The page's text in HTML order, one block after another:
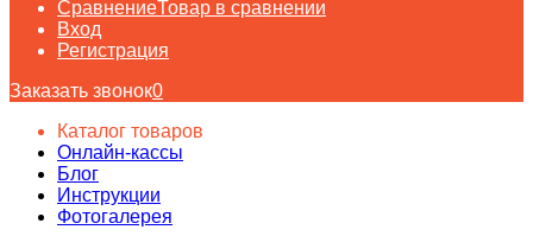
СравнениеТовар в сравнении
Вход
Регистрация
Заказать звонок0
Каталог товаров
Онлайн-кассы
Блог
Инструкции
Фотогалерея